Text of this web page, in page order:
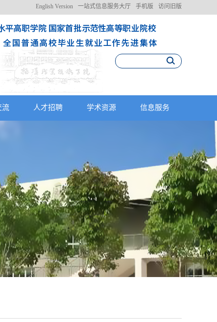
English Version 一站式信息服务大厅 手机版 访问旧版
流 人才招聘 学术资源 信息服务